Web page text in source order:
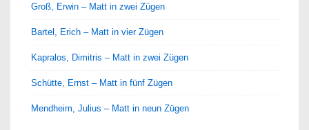
Groß, Erwin – Matt in zwei Zügen
Bartel, Erich – Matt in vier Zügen
Kapralos, Dimitris – Matt in zwei Zügen
Schütte, Ernst – Matt in fünf Zügen
Mendheim, Julius – Matt in neun Zügen